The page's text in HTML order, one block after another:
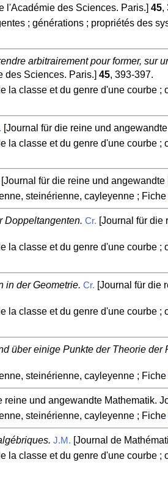
l'Académie des Sciences. Paris.] 45,
; générations ; propriétés des
arbitrairement pour former, sur
des Sciences. Paris.] 45, 393-397.
la classe et du genre d'une courbe ;
[Journal für die reine und
la classe et du genre d'une courbe ;
[Journal für die reine und
steinérienne, cayleyenne ; Fiche
Doppeltangenten. Cr. [Journal für die
la classe et du genre d'une courbe ;
in der Geometrie. Cr. [Journal für die
la classe et du genre d'une courbe ;
über einige Punkte der Theorie der
steinérienne, cayleyenne ; Fiche
reine und angewandte Mathematik.
steinérienne, cayleyenne ; Fiche
J.M. [Journal de
la classe et du genre d'une courbe ;